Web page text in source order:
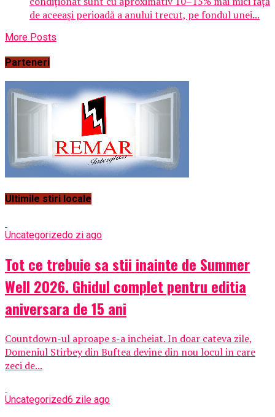
de aceeași perioadă a anului trecut, pe fondul unei...
More Posts
Parteneri
Ultimile stiri locale
Uncategorizedo zi ago
Tot ce trebuie sa stii inainte de Summer
Well 2026. Ghidul complet pentru editia
aniversara de 15 ani
Countdown-ul aproape s-a incheiat. In doar cateva zile,
Domeniul Stirbey din Buftea devine din nou locul in care
zeci de...
Uncategorized6 zile ago